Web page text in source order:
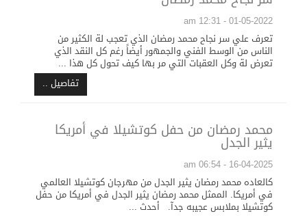
01-05-2022 - 12:31 am
تعرف علي سر نجاح محمد رمضان الذي تعجب لة الكثير من
الناس من الوسط الفني والجمهور أيضاً رغم كل النقد الذي
تعرض لة وكل العقبات التي مر بها كيف تحول كل هذا ...
تفاصيل ..
محمد رمضان من حفل كوتشيلا في أمريكا
يثير الجدل
16-04-2025 - 06:54 am
كالعاده محمد رمضان يثير الجدل من مهرجان كوتشيلا العالمي
في أمريكا. الممثل محمد رمضان يثير الجدل في أمريكا من حفل
كوتشيلا بملابس عجيبه جدآ. أحدث ...